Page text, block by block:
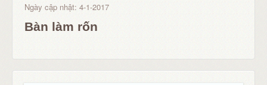
Ngày cập nhật: 4-1-2017
Bàn làm rốn